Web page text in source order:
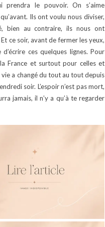
prendra le pouvoir. On s’aime
Ils ont voulu nous diviser,
bien au contraire, ils nous ont
ce soir, avant de fermer les yeux,
d’écrire ces quelques lignes. Pour
France et surtout pour celles et
a changé du tout au tout depuis
soir. L’espoir n’est pas mort,
jamais, il n’y a qu’à te regarder